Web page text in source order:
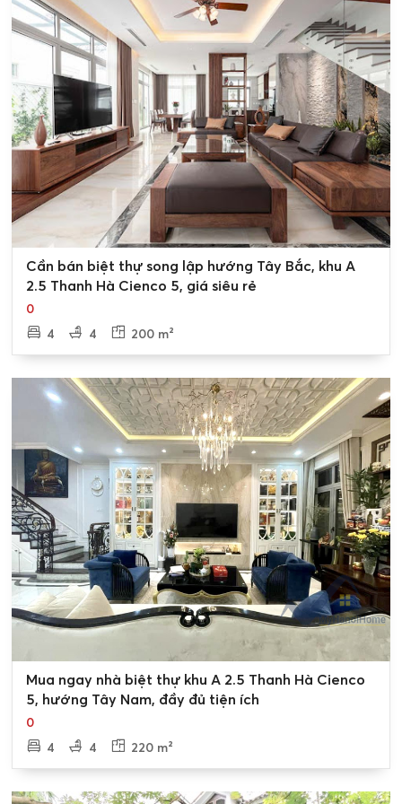
thị Thanh Hà Cienco 5 ( Ký hiệu Block
A2.5 ✧ BT02 )
Block A2.5 Biệt Thự 02 khu đô thị thanh hà Cienco 5 ( ký
hiệu A2.5-BT02) gồm có 38 ô diện tích chủ yếu là 240m2
Lô Biệt thự 01 là ô góc diện tích 326m2 giáp với tuyến
đường 17m và 20,5m có tầng cao là 3 tầng có mật độ
xây dựng 50%
Các Lô Biệt thự tại Block A2.5 khu đô thị thanh hà
Cienco 5 từ ô 2 đến ô 18 diện tích 240m2 có Hướng Cửa
chính là Tây Bắc giáp với tuyến đường 17m có tầng cao
là 3 tầng có mật độ xây dựng 50%
Lô Biệt thự 19 là ô góc diện tích 326m2 giáp với tuyến
đường 14m và 17m có tầng cao là 3 tầng có mật độ xây
Lô Biệt thự 20 là ô góc diện tích 326m2 giáp với tuyến
đường 14m và 14m có tầng cao là 3 tầng có mật độ xây
Các ô liền kề từ ô 21 đến ô 37 diện tích 240m2 có Hướng
cửa chính là Đông Nam giáp với tuyến đường 14m có
tầng cao là 3 tầng có mật độ xây dựng 50%
Lô Biệt thự 38 là ô góc diện tích 326m2 giáp với tuyến
đường 14m và 20,5m có tầng cao là 3 tầng có mật độ
xây dựng 50%
3. Chi tiết Block A2.5 Biệt Thự 03 Khu đô thị Thanh Hà
Cienco 5 ( Ký hiệu Block A2.5 ✧ BT03 )
Block A2.5 Biệt Thự 03 khu đô thị thanh hà Cienco 5 ( ký
hiệu A2.5-BT03) gồm có 38 ô diện tích chủ yếu là 240m2
đường 14m và 20,5m có tầng cao là 3 tầng có mật độ
Các Lô Biệt thự tại Block A2.5 khu đô thị thanh hà
Cần bán biệt thự song lập hướng Tây Bắc, khu A
2.5 Thanh Hà Cienco 5, giá siêu rẻ
0
4
4 200 m²
Mua ngay nhà biệt thự khu A 2.5 Thanh Hà Cienco
5, hướng Tây Nam, đầy đủ tiện ích
0
4
4 220 m²